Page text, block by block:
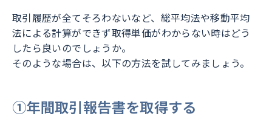
取引履歴が全てそろわないなど、総平均法や移動平均
法による計算ができず取得単価がわからない時はどう
したら良いのでしょうか。
そのような場合は、以下の方法を試してみましょう。
①年間取引報告書を取得する